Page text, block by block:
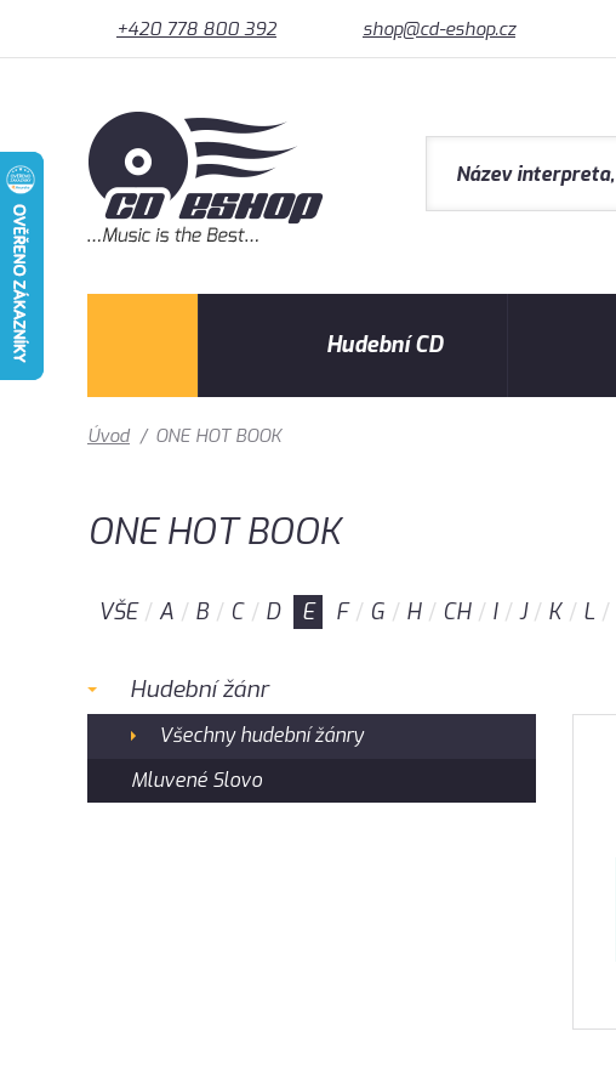
+420 778 800 392 shop@cd-eshop.cz
Hudební CD
Úvod / ONE HOT BOOK
ONE HOT BOOK
VŠE A B C D E F G H CH I J K L
Hudební žánr
Všechny hudební žánry
Mluvené Slovo